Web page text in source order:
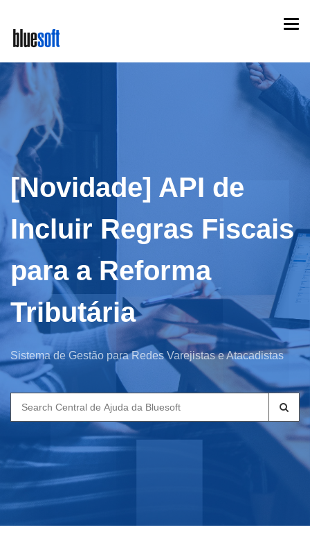
main
content
[Novidade] API de
Incluir Regras Fiscais
para a Reforma
Tributária
Sistema de Gestão para Redes Varejistas e Atacadistas
Search
for: